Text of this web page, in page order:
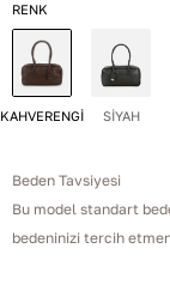
RENK
KAHVERENGİ SİYAH
Beden Tavsiyesi
Bu model standart
bedeninizi tercih